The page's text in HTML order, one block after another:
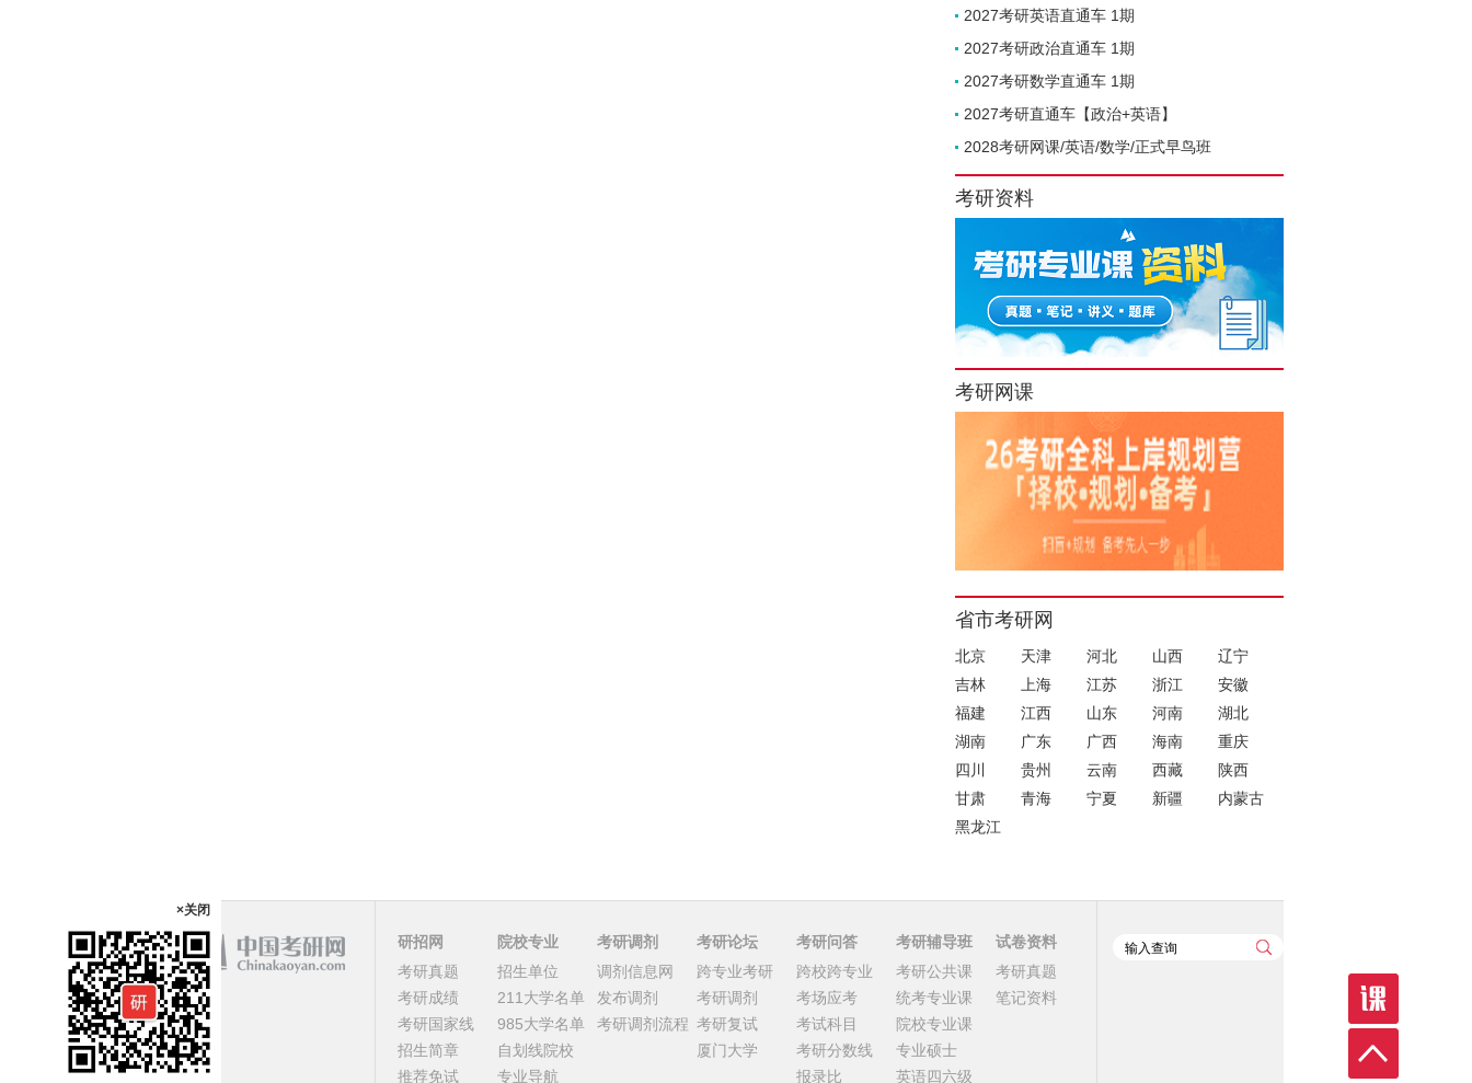
2027考研英语直通车 1期
2027考研政治直通车 1期
2027考研数学直通车 1期
2027考研直通车【政治+英语】
2028考研网课/英语/数学/正式早鸟班
考研资料
考研网课
省市考研网
北京 天津 河北 山西
辽宁
吉林
上海 江苏 浙江
安徽
福建
江西 山东 河南
湖北
湖南
广东 广西 海南
重庆
四川
贵州 云南 西藏
陕西
甘肃
青海 宁夏 新疆
内蒙古
黑龙江
研招网
考研真题
考研成绩
考研国家线
招生简章
推荐免试
院校专业
招生单位
211大学名单
985大学名单
自划线院校
专业导航
考研调剂
调剂信息网
发布调剂
考研调剂流程
考研论坛
跨专业考研
考研调剂
考研复试
厦门大学
考研问答
跨校跨专业
考场应考
考试科目
考研分数线
报录比
考研辅导班
考研公共课
统考专业课
院校专业课
专业硕士
英语四六级
试卷资料
考研真题
笔记资料
×关闭
课程
顶部